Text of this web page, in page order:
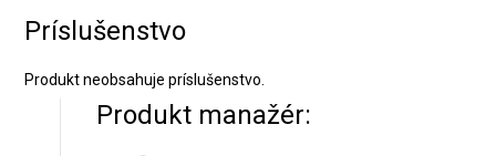
Príslušenstvo
Produkt neobsahuje príslušenstvo.
Produkt manažér: